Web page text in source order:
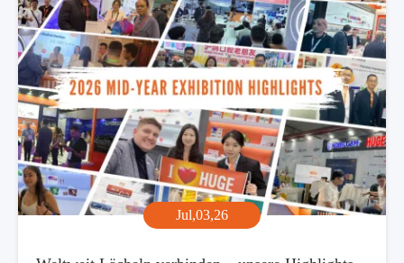
Jul,03,26